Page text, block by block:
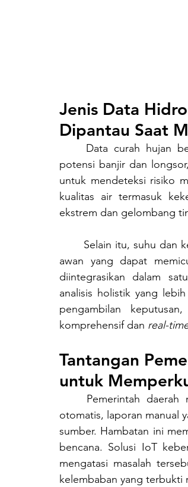
Jenis Data
Dipantau Saat
potensi banjir dan
untuk mendeteksi risiko
kualitas air termasuk
ekstrem dan gelombang
awan yang dapat
diintegrasikan dalam
analisis holistik yang
pengambilan
komprehensif dan real-
Tantangan
untuk
otomatis, laporan manual
sumber. Hambatan ini
bencana. Solusi IoT
mengatasi masalah
kelembaban yang terbukti